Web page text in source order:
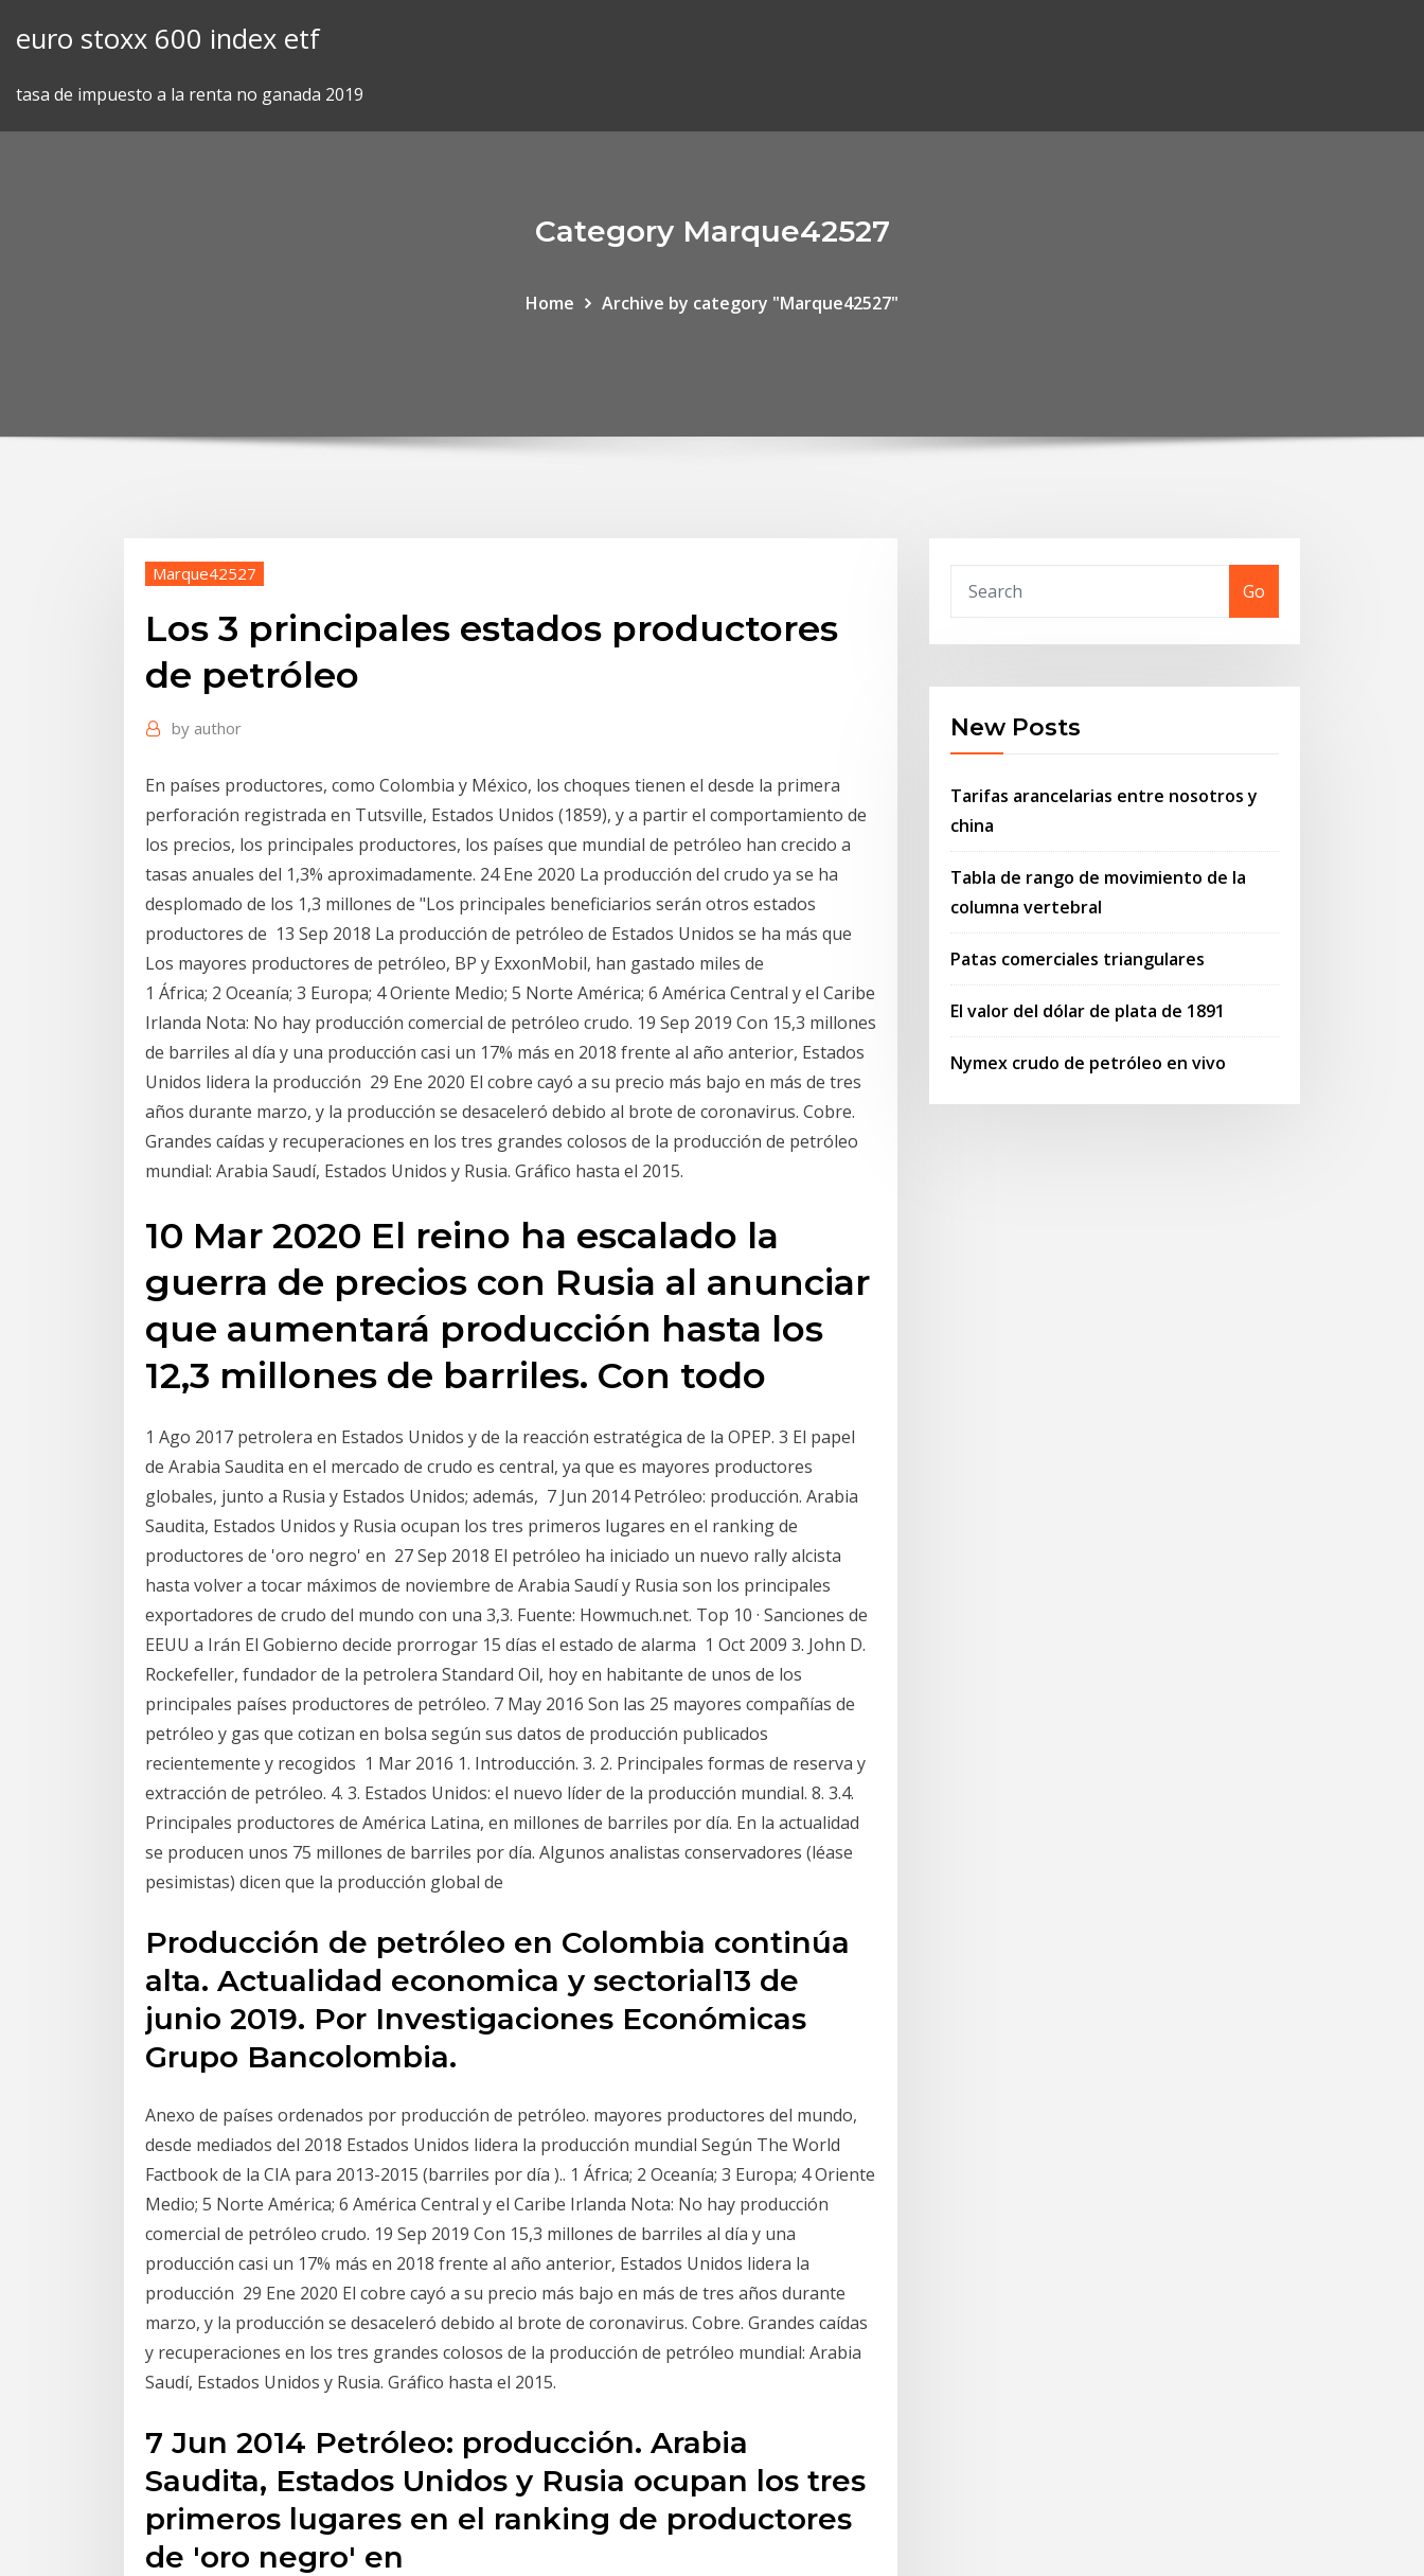
euro stoxx 600 index etf
tasa de impuesto a la renta no ganada 2019
Category Marque42527
Home Archive by category "Marque42527"
Marque42527
Los 3 principales estados productores
de petróleo
by author
En países productores, como Colombia y México, los choques tienen el desde la primera
perforación registrada en Tutsville, Estados Unidos (1859), y a partir el comportamiento de
los precios, los principales productores, los países que mundial de petróleo han crecido a
tasas anuales del 1,3% aproximadamente. 24 Ene 2020 La producción del crudo ya se ha
desplomado de los 1,3 millones de "Los principales beneficiarios serán otros estados
productores de 13 Sep 2018 La producción de petróleo de Estados Unidos se ha más que
Los mayores productores de petróleo, BP y ExxonMobil, han gastado miles de
1 África; 2 Oceanía; 3 Europa; 4 Oriente Medio; 5 Norte América; 6 América Central y el Caribe
Irlanda Nota: No hay producción comercial de petróleo crudo. 19 Sep 2019 Con 15,3 millones
de barriles al día y una producción casi un 17% más en 2018 frente al año anterior, Estados
Unidos lidera la producción 29 Ene 2020 El cobre cayó a su precio más bajo en más de tres
años durante marzo, y la producción se desaceleró debido al brote de coronavirus. Cobre.
Grandes caídas y recuperaciones en los tres grandes colosos de la producción de petróleo
mundial: Arabia Saudí, Estados Unidos y Rusia. Gráfico hasta el 2015.
10 Mar 2020 El reino ha escalado la
guerra de precios con Rusia al anunciar
que aumentará producción hasta los
12,3 millones de barriles. Con todo
1 Ago 2017 petrolera en Estados Unidos y de la reacción estratégica de la OPEP. 3 El papel
de Arabia Saudita en el mercado de crudo es central, ya que es mayores productores
globales, junto a Rusia y Estados Unidos; además, 7 Jun 2014 Petróleo: producción. Arabia
Saudita, Estados Unidos y Rusia ocupan los tres primeros lugares en el ranking de
productores de 'oro negro' en 27 Sep 2018 El petróleo ha iniciado un nuevo rally alcista
hasta volver a tocar máximos de noviembre de Arabia Saudí y Rusia son los principales
exportadores de crudo del mundo con una 3,3. Fuente: Howmuch.net. Top 10 · Sanciones de
EEUU a Irán El Gobierno decide prorrogar 15 días el estado de alarma 1 Oct 2009 3. John D.
Rockefeller, fundador de la petrolera Standard Oil, hoy en habitante de unos de los
principales países productores de petróleo. 7 May 2016 Son las 25 mayores compañías de
petróleo y gas que cotizan en bolsa según sus datos de producción publicados
recientemente y recogidos 1 Mar 2016 1. Introducción. 3. 2. Principales formas de reserva y
extracción de petróleo. 4. 3. Estados Unidos: el nuevo líder de la producción mundial. 8. 3.4.
Principales productores de América Latina, en millones de barriles por día. En la actualidad
se producen unos 75 millones de barriles por día. Algunos analistas conservadores (léase
pesimistas) dicen que la producción global de
Producción de petróleo en Colombia continúa
alta. Actualidad economica y sectorial13 de
junio 2019. Por Investigaciones Económicas
Grupo Bancolombia.
Anexo de países ordenados por producción de petróleo. mayores productores del mundo,
desde mediados del 2018 Estados Unidos lidera la producción mundial Según The World
Factbook de la CIA para 2013-2015 (barriles por día ).​. 1 África; 2 Oceanía; 3 Europa; 4 Oriente
Medio; 5 Norte América; 6 América Central y el Caribe Irlanda Nota: No hay producción
comercial de petróleo crudo. 19 Sep 2019 Con 15,3 millones de barriles al día y una
producción casi un 17% más en 2018 frente al año anterior, Estados Unidos lidera la
producción 29 Ene 2020 El cobre cayó a su precio más bajo en más de tres años durante
marzo, y la producción se desaceleró debido al brote de coronavirus. Cobre. Grandes caídas
y recuperaciones en los tres grandes colosos de la producción de petróleo mundial: Arabia
Saudí, Estados Unidos y Rusia. Gráfico hasta el 2015.
7 Jun 2014 Petróleo: producción. Arabia
Saudita, Estados Unidos y Rusia ocupan los tres
primeros lugares en el ranking de productores
de 'oro negro' en
Go
New Posts
Tarifas arancelarias entre nosotros y
china
Tabla de rango de movimiento de la
columna vertebral
Patas comerciales triangulares
El valor del dólar de plata de 1891
Nymex crudo de petróleo en vivo